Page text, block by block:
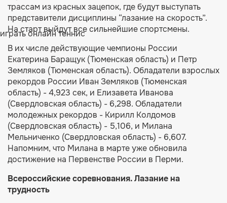
играть онлайн теннис
трассам из красных зацепок, где будут выступать
представители дисциплины “лазание на скорость”.
На старт выйдут все сильнейшие спортсмены.
В их числе действующие чемпионы России
Екатерина Баращук (Тюменская область) и Петр
Земляков (Тюменская область). Обладатели взрослых
рекордов России Иван Земляков (Тюменская
область) - 4,923 сек, и Елизавета Иванова
(Свердловская область) - 6,298. Обладатели
молодежных рекордов - Кирилл Колдомов
(Свердловская область) - 5,106, и Милана
Мельниченко (Свердловская область) - 6,607.
Напомним, что Милана в марте уже обновила
достижение на Первенстве России в Перми.
Всероссийские соревнования. Лазание на
трудность